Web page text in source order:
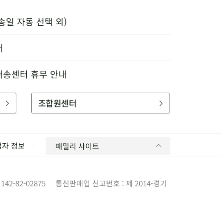
일 자동 선택 외)
센터 휴무 안내
조합원센터
정보 패밀리 사이트
82-02875 통신판매업 신고번호 : 제 2014-경기